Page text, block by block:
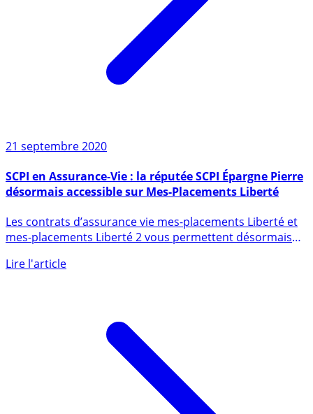
21 septembre 2020
désormais accessible sur Mes-Placements Liberté
mes-placements Liberté 2 vous permettent désormais